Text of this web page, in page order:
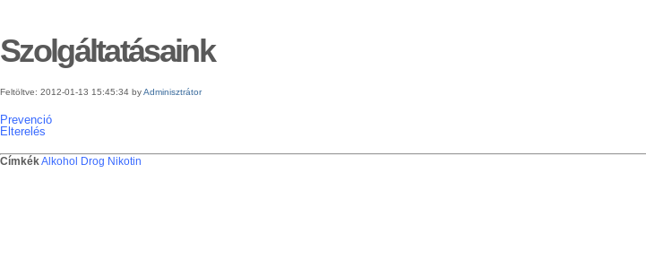
Szolgáltatásaink
Feltöltve: 2012-01-13 15:45:34 byAdminisztrátor
Prevenció
Elterelés
CímkékAlkohol Drog Nikotin